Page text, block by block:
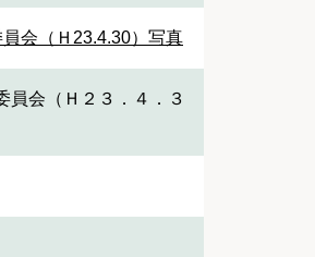
会（Ｈ23.4.30）写真
員会（Ｈ２３．４．３